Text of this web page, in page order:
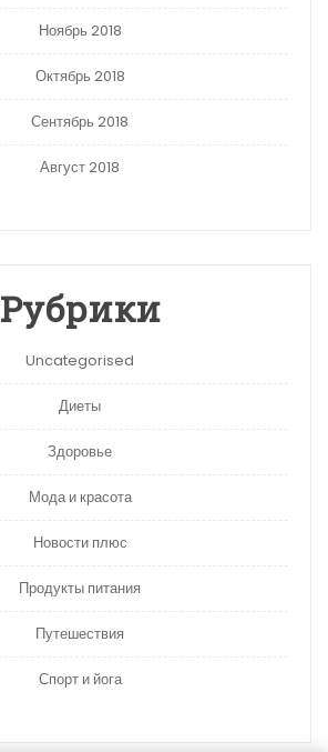
Ноябрь 2018
Октябрь 2018
Сентябрь 2018
Август 2018
Рубрики
Uncategorised
Диеты
Здоровье
Мода и красота
Новости плюс
Продукты питания
Путешествия
Спорт и йога